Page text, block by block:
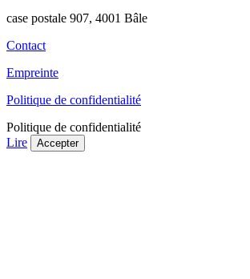
case postale 907, 4001 Bâle
Contact
Empreinte
Politique de confidentialité
Politique de confidentialité
Lire
Accepter